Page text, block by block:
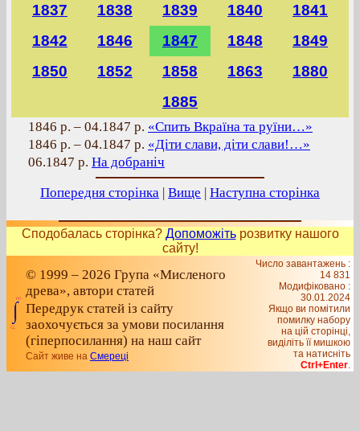
1837 1838 1839 1840
1841
1842
1846 1847 1848
1849
1850
1852 1858 1863
1880
1885
1846 р. – 04.1847 р. «Спить Вкраїна та руїни…»
1846 р. – 04.1847 р. «Діти слави, діти слави!…»
06.1847 р. На добраніч
Попередня сторінка | Вище | Наступна сторінка
Сподобалась сторінка? Допоможітьрозвитку нашого
сайту!
© 1999 – 2026 Група «Мисленого
древа», автори статей
Передрук статей із сайту
заохочується за умови посилання
(гіперпосилання) на наш сайт
Сайт живе на Смереці
Число завантажень :
14 831
Модифіковано :
30.01.2024
Якщо ви помітили
помилку набору
на цiй сторiнцi,
видiлiть її мишкою
та натисніть
Ctrl+Enter.